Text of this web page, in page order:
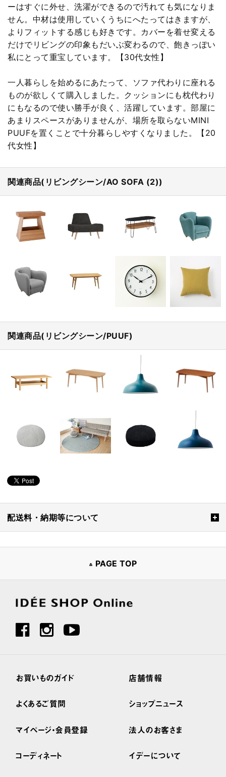
ーはすぐに外せ、洗濯ができるので汚れても気になりま
せん。中材は使用していくうちにへたってはきますが、
よりフィットする感じも好きです。カバーを着せ変える
だけでリビングの印象もだいぶ変わるので、飽きっぽい
私にとって重宝しています。【30代女性】
一人暮らしを始めるにあたって、ソファ代わりに座れる
ものが欲しくて購入しました。クッションにも枕代わり
にもなるので使い勝手が良く、活躍しています。部屋に
あまりスペースがありませんが、場所を取らないMINI
PUUFを置くことで十分暮らしやすくなりました。【20
代女性】
関連商品(リビングシーン/AO SOFA (2))
関連商品(リビングシーン/PUUF)
配送料・納期等について
PAGE TOP
お買いものガイド
よくあるご質問
マイページ・会員登録
コーディネート
店舗情報
ショップニュース
法人のお客さま
イデーについて